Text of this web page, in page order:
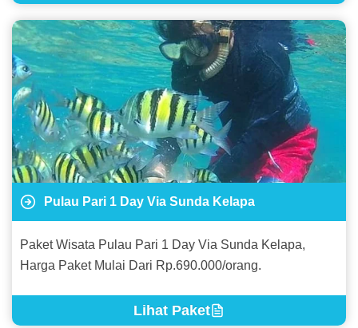
Pulau Pari 1 Day Via Sunda Kelapa
Paket Wisata Pulau Pari 1 Day Via Sunda Kelapa,
Harga Paket Mulai Dari Rp.690.000/orang.
Lihat Paket